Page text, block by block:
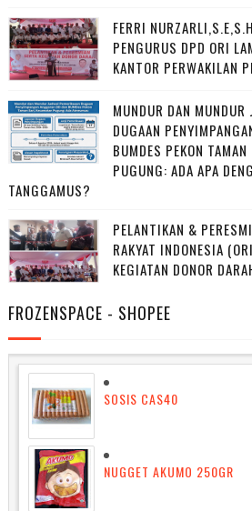
FERRI
PENGURUS DPD ORI
KANTOR PERWAKILAN
MUNDUR DAN MUNDUR
DUGAAN
BUMDES PEKON
PUGUNG: ADA APA
TANGGAMUS?
PELANTIKAN &
RAKYAT INDONESIA
KEGIATAN DONOR
FROZENSPACE - SHOPEE
SOSIS CAS40
NUGGET AKUMO 250GR